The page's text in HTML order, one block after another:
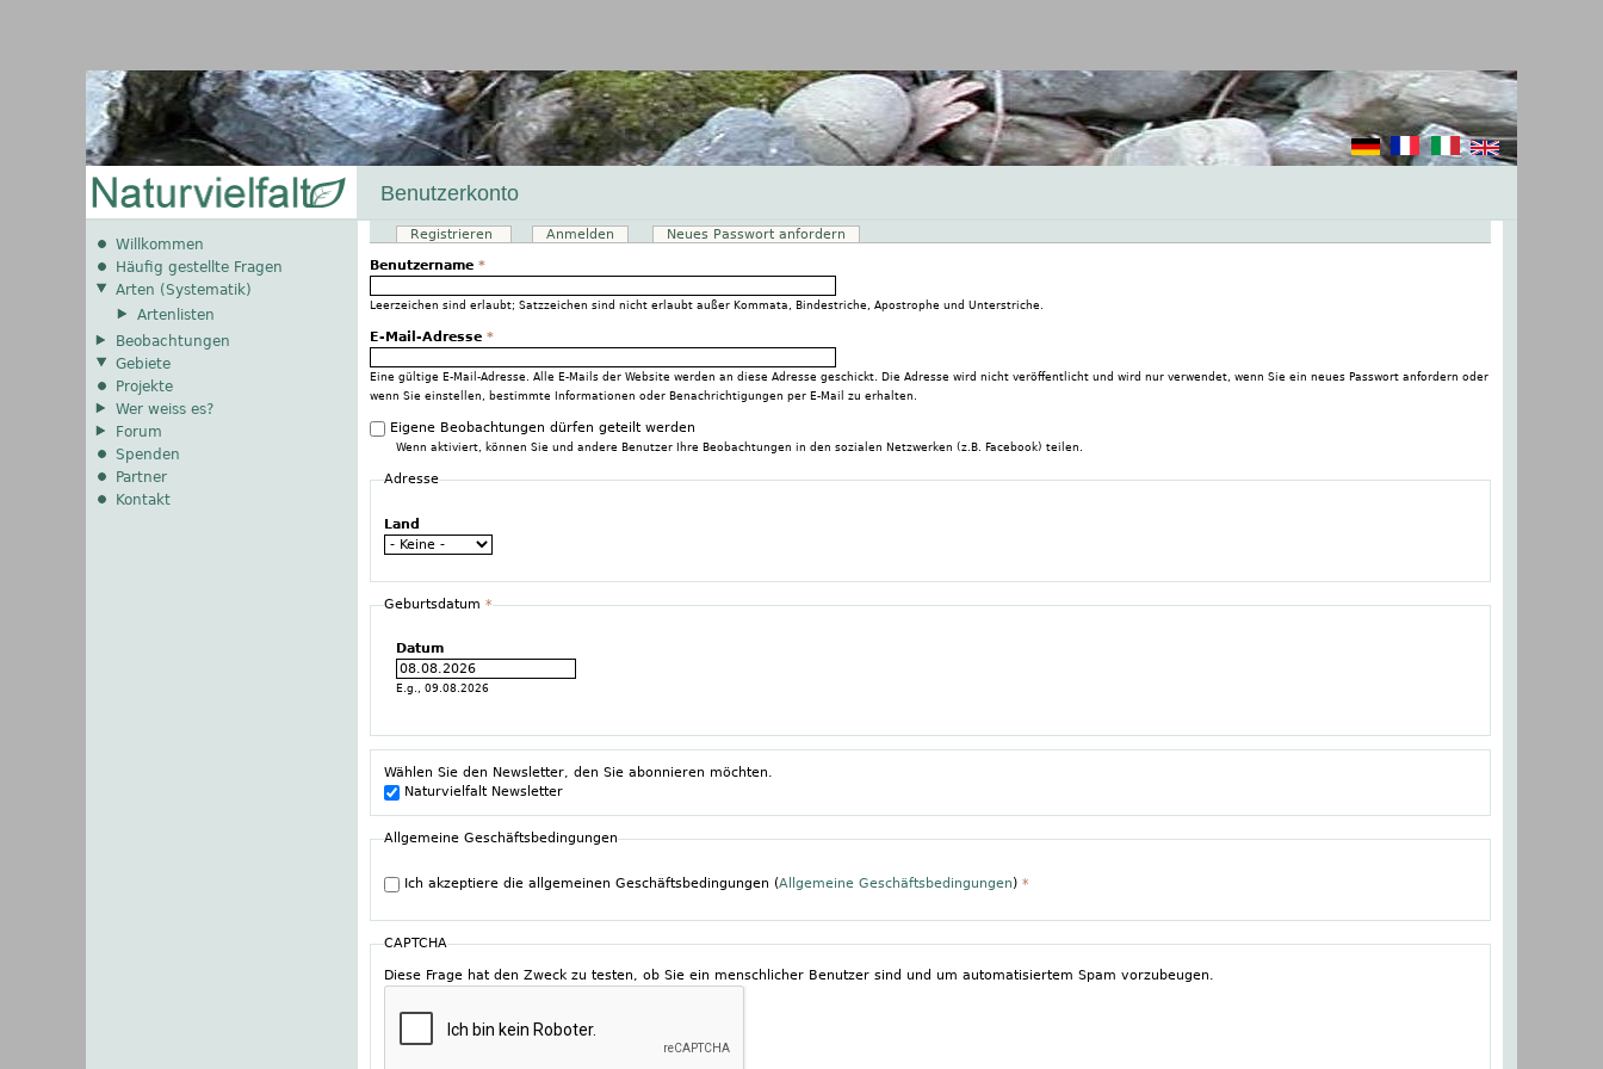
Benutzerkonto
Haupt-Reiter
Registrieren (aktiver Reiter)
Anmelden
Neues Passwort anfordern
Benutzername *
Leerzeichen sind erlaubt; Satzzeichen sind nicht erlaubt außer Kommata, Bindestriche, Apostrophe und Unterstriche.
E-Mail-Adresse *
Eine gültige E-Mail-Adresse. Alle E-Mails der Website werden an diese Adresse geschickt. Die Adresse wird nicht veröffentlicht und wird nur verwendet, wenn Sie ein neues Passwort anfordern oder
wenn Sie einstellen, bestimmte Informationen oder Benachrichtigungen per E-Mail zu erhalten.
Eigene Beobachtungen dürfen geteilt werden
Wenn aktiviert, können Sie und andere Benutzer Ihre Beobachtungen in den sozialen Netzwerken (z.B. Facebook) teilen.
Adresse
Land
Geburtsdatum *
Datum
E.g., 09.08.2026
Wählen Sie den Newsletter, den Sie abonnieren möchten.
Naturvielfalt Newsletter
Allgemeine Geschäftsbedingungen
Ich akzeptiere die allgemeinen Geschäftsbedingungen (Allgemeine Geschäftsbedingungen) *
CAPTCHA
Diese Frage hat den Zweck zu testen, ob Sie ein menschlicher Benutzer sind und um automatisiertem Spam vorzubeugen.
Willkommen
Häufig gestellte Fragen
Arten (Systematik)
Artenlisten
Beobachtungen
Gebiete
Projekte
Wer weiss es?
Forum
Spenden
Partner
Kontakt